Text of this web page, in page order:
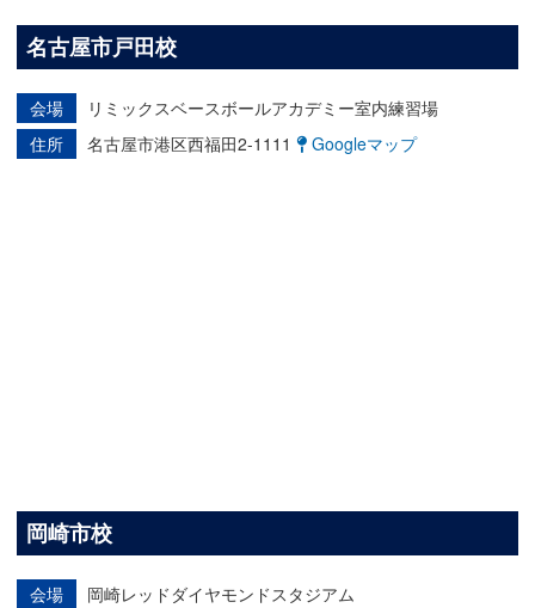
名古屋市戸田校
会場
リミックスベースボールアカデミー室内練習場
住所
名古屋市港区西福田2-1111 Googleマップ
岡崎市校
会場
岡崎レッドダイヤモンドスタジアム